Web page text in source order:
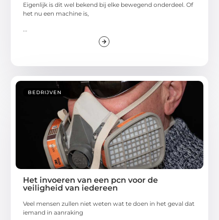
Eigenlijk is dit wel bekend bij elke bewegend onderdeel. Of
het nu een machine is,
...
BEDRIJVEN
Het invoeren van een pcn voor de
veiligheid van iedereen
Veel mensen zullen niet weten wat te doen in het geval dat
iemand in aanraking